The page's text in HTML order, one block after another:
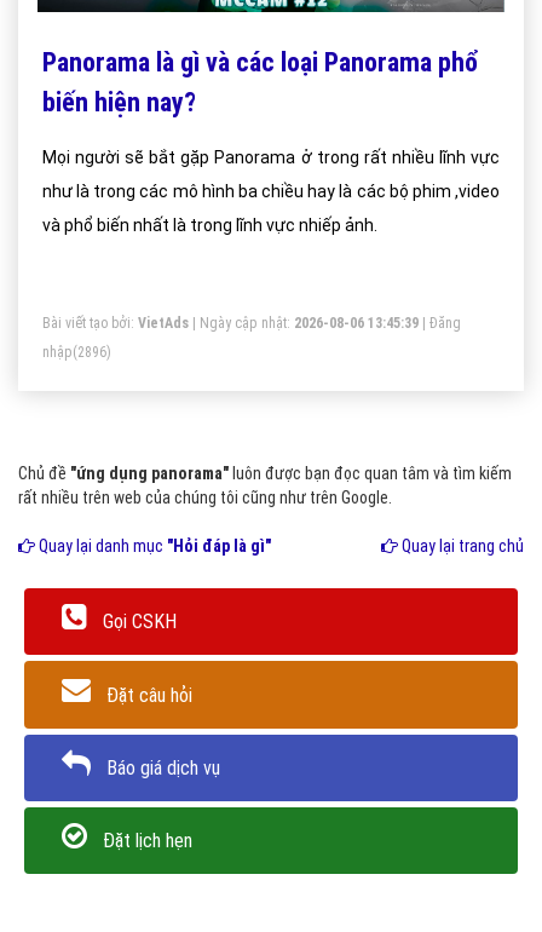
Panorama là gì và các loại Panorama phổ
biến hiện nay?
Mọi người sẽ bắt gặp Panorama ở trong rất nhiều lĩnh vực
như là trong các mô hình ba chiều hay là các bộ phim ,video
và phổ biến nhất là trong lĩnh vực nhiếp ảnh.
Bài viết tạo bởi: VietAds | Ngày cập nhật: 2026-08-06 13:45:39
Đăng
nhập(2896)
Chủ đề "ứng dụng panorama" luôn được bạn đọc quan tâm và tìm kiếm
rất nhiều trên web của chúng tôi cũng như trên Google.
Quay lại danh mục "Hỏi đáp là gì" Quay lại trang chủ
Gọi CSKH
Đặt câu hỏi
Báo giá dịch vụ
Đặt lịch hẹn